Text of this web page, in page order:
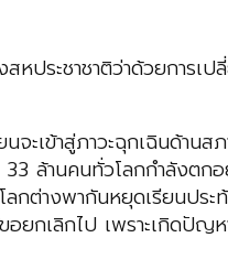
หประชาชาติว่าด้วยกา
ะเข้าสู่ภาวะฉุกเฉินด้าน
านคนทั่วโลกกำลังตกอ
กต่างพากันหยุดเรียนป
กเลิกไป เพราะเกิดปัญ